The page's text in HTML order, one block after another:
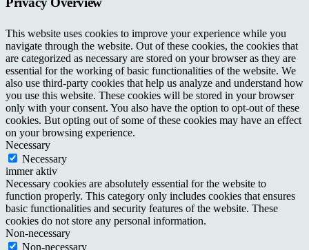
This website uses cookies to improve your experience while you
navigate through the website. Out of these cookies, the cookies that
are categorized as necessary are stored on your browser as they are
essential for the working of basic functionalities of the website. We
also use third-party cookies that help us analyze and understand how
you use this website. These cookies will be stored in your browser
only with your consent. You also have the option to opt-out of these
cookies. But opting out of some of these cookies may have an effect
on your browsing experience.
Necessary
Necessary
immer aktiv
Necessary cookies are absolutely essential for the website to
function properly. This category only includes cookies that ensures
basic functionalities and security features of the website. These
cookies do not store any personal information.
Non-necessary
Non-necessary